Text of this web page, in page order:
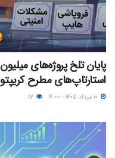
استارتاپ‌های مطرح کریپتو